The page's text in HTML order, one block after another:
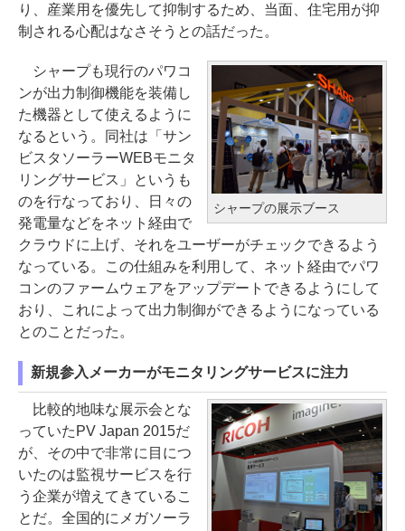
り、産業用を優先して抑制するため、当面、住宅用が抑
制される心配はなさそうとの話だった。
シャープの展示ブース
シャープも現行のパワコ
ンが出力制御機能を装備し
た機器として使えるように
なるという。同社は「サン
ビスタソーラーWEBモニタ
リングサービス」というも
のを行なっており、日々の
発電量などをネット経由で
クラウドに上げ、それをユーザーがチェックできるよう
なっている。この仕組みを利用して、ネット経由でパワ
コンのファームウェアをアップデートできるようにして
おり、これによって出力制御ができるようになっている
とのことだった。
新規参入メーカーがモニタリングサービスに注力
比較的地味な展示会とな
っていたPV Japan 2015だ
が、その中で非常に目につ
いたのは監視サービスを行
う企業が増えてきているこ
とだ。全国的にメガソーラ